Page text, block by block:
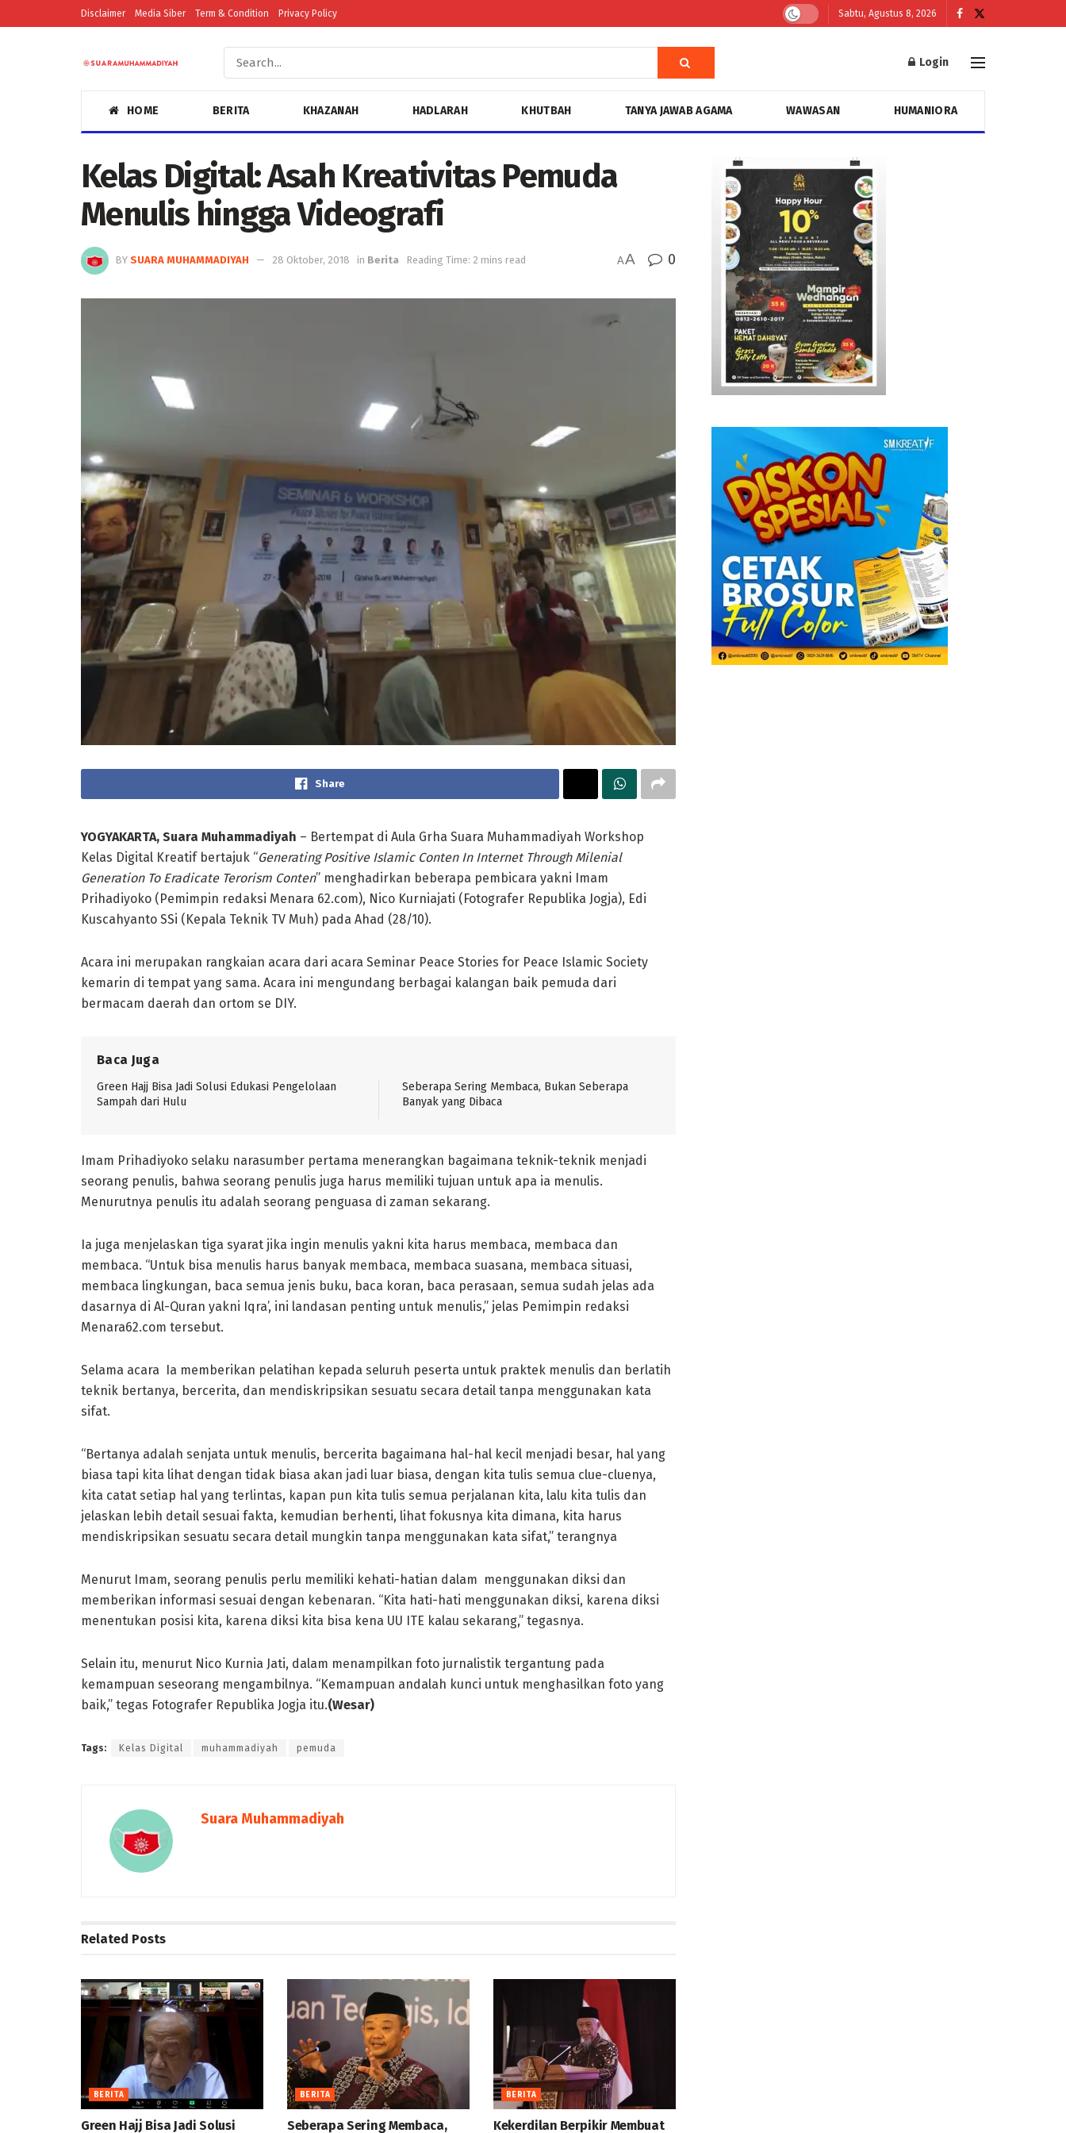
Disclaimer Media Siber Term & Condition Privacy Policy Sabtu, Agustus 8, 2026
Login
HOME BERITA KHAZANAH HADLARAH KHUTBAH TANYA JAWAB AGAMA WAWASAN HUMANIORA
Kelas Digital: Asah Kreativitas Pemuda
Menulis hingga Videografi
BY SUARA MUHAMMADIYAH 28 Oktober, 2018 in Berita Reading Time: 2 mins read AA 0
Share
YOGYAKARTA, Suara Muhammadiyah – Bertempat di Aula Grha Suara Muhammadiyah Workshop
Kelas Digital Kreatif bertajuk “Generating Positive Islamic Conten In Internet Through Milenial
Generation To Eradicate Terorism Conten” menghadirkan beberapa pembicara yakni Imam
Prihadiyoko (Pemimpin redaksi Menara 62.com), Nico Kurniajati (Fotografer Republika Jogja), Edi
Kuscahyanto SSi (Kepala Teknik TV Muh) pada Ahad (28/10).
Acara ini merupakan rangkaian acara dari acara Seminar Peace Stories for Peace Islamic Society
kemarin di tempat yang sama. Acara ini mengundang berbagai kalangan baik pemuda dari
bermacam daerah dan ortom se DIY.
Baca Juga
Green Hajj Bisa Jadi Solusi Edukasi Pengelolaan
Sampah dari Hulu
Seberapa Sering Membaca, Bukan Seberapa
Banyak yang Dibaca
Imam Prihadiyoko selaku narasumber pertama menerangkan bagaimana teknik-teknik menjadi
seorang penulis, bahwa seorang penulis juga harus memiliki tujuan untuk apa ia menulis.
Menurutnya penulis itu adalah seorang penguasa di zaman sekarang.
Ia juga menjelaskan tiga syarat jika ingin menulis yakni kita harus membaca, membaca dan
membaca. “Untuk bisa menulis harus banyak membaca, membaca suasana, membaca situasi,
membaca lingkungan, baca semua jenis buku, baca koran, baca perasaan, semua sudah jelas ada
dasarnya di Al-Quran yakni Iqra’, ini landasan penting untuk menulis,” jelas Pemimpin redaksi
Menara62.com tersebut.
Selama acara Ia memberikan pelatihan kepada seluruh peserta untuk praktek menulis dan berlatih
teknik bertanya, bercerita, dan mendiskripsikan sesuatu secara detail tanpa menggunakan kata
sifat.
“Bertanya adalah senjata untuk menulis, bercerita bagaimana hal-hal kecil menjadi besar, hal yang
biasa tapi kita lihat dengan tidak biasa akan jadi luar biasa, dengan kita tulis semua clue-cluenya,
kita catat setiap hal yang terlintas, kapan pun kita tulis semua perjalanan kita, lalu kita tulis dan
jelaskan lebih detail sesuai fakta, kemudian berhenti, lihat fokusnya kita dimana, kita harus
mendiskripsikan sesuatu secara detail mungkin tanpa menggunakan kata sifat,” terangnya
Menurut Imam, seorang penulis perlu memiliki kehati-hatian dalam menggunakan diksi dan
memberikan informasi sesuai dengan kebenaran. “Kita hati-hati menggunakan diksi, karena diksi
menentukan posisi kita, karena diksi kita bisa kena UU ITE kalau sekarang,” tegasnya.
Selain itu, menurut Nico Kurnia Jati, dalam menampilkan foto jurnalistik tergantung pada
kemampuan seseorang mengambilnya. “Kemampuan andalah kunci untuk menghasilkan foto yang
baik,” tegas Fotografer Republika Jogja itu.(Wesar)
Tags: Kelas Digital muhammadiyah pemuda
Suara Muhammadiyah
Related Posts
BERITA
Green Hajj Bisa Jadi Solusi
BERITA
Seberapa Sering Membaca,
BERITA
Kekerdilan Berpikir Membuat